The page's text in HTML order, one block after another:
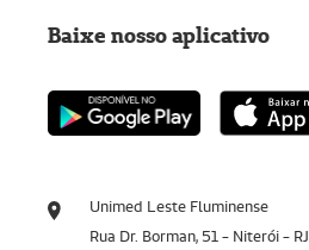
Unimed Leste Fluminense
Rua Dr. Borman, 51 - Niterói - RJ
Baixe nosso aplicativo